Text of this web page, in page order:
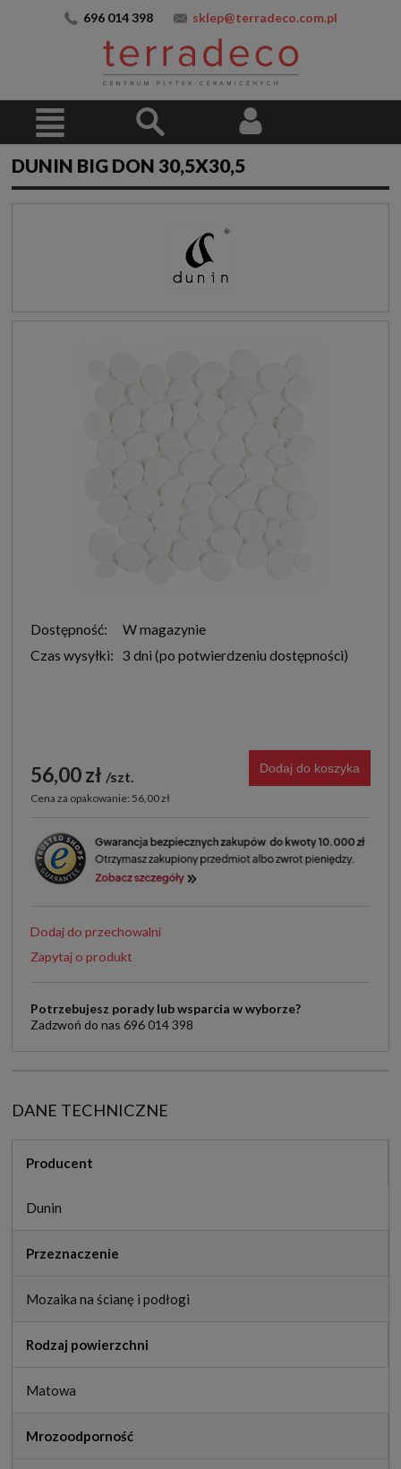
696 014 398 sklep@terradeco.com.pl
DUNIN BIG DON 30,5X30,5
Dostępność:
W magazynie
Czas wysyłki: 3 dni
56,00 zł szt.
Cena za opakowanie: 56,00 zł
Dodaj do koszyka
Dodaj do przechowalni
Zapytaj o produkt
Potrzebujesz porady lub wsparcia w wyborze?
Zadzwoń do nas 696 014 398
DANE TECHNICZNE
Producent
Dunin
Przeznaczenie
Mozaika na ścianę i podłogi
Rodzaj powierzchni
Matowa
Mrozoodporność